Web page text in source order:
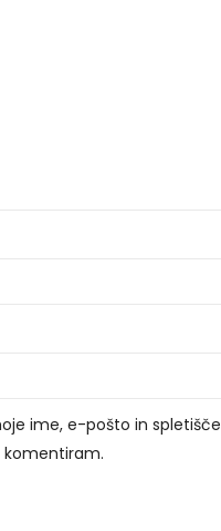
ime, e-pošto in
komentiram.